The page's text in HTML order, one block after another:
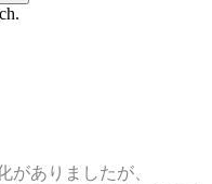
がありましたが、